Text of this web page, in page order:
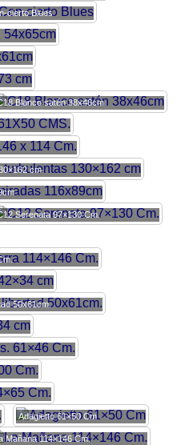
cierto Blues
Blanco satén 38x46cm
cm
Serenata 97×130 Cm.
50x61cm.
Adagietto 61×50 Cm
Mañana 114×146 Cm.